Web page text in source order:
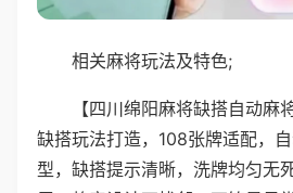
相关麻将玩法及特色;
【四川绵阳麻将缺搭自动麻
缺搭玩法打造，108张牌适配，
型，缺搭提示清晰，洗牌均匀无